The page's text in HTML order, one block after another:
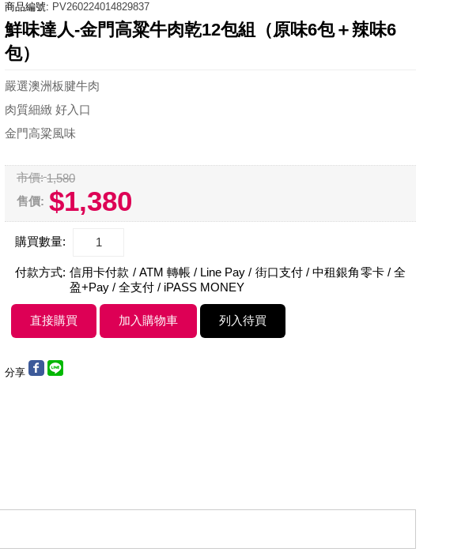
商品編號: PV260224014829837
鮮味達人-金門高粱牛肉乾12包組（原味6包＋辣味6
包）
嚴選澳洲板腱牛肉
肉質細緻 好入口
金門高粱風味
市價: 1,580
售價: $1,380
購買數量:
付款方式: 信用卡付款 / ATM 轉帳 / Line Pay / 街口支付 / 中租銀角零卡 / 全
盈+Pay / 全支付 / iPASS MONEY
分享